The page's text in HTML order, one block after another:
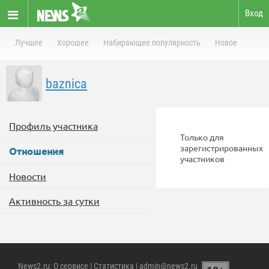
Вход
Лучшее Хорошее Набирающее популярность Новое
baznica
Профиль участника
Отношения
Новости
Активность за сутки
Только для
зарегистрированных
участников
News2.ru: О сервисе | Статистика | admin@news2.ru